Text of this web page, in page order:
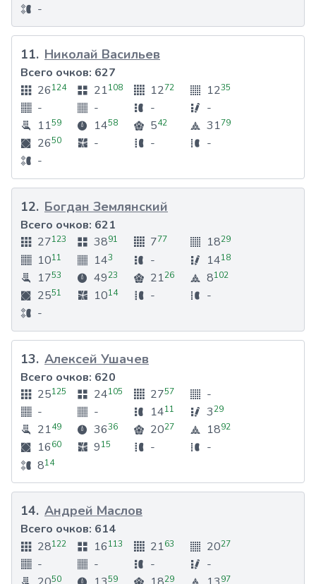
-
11. Николай Васильев
Всего очков: 627
26124 21108 1272 1235
- - -
-
1159 1458 542 3179
2650 - -
-
-
12. Богдан Землянский
Всего очков: 621
27123 3891 777 1829
1011 143 - 1418
1753 4923 2126 8102
2551 1014 -
-
-
13. Алексей Ушачев
Всего очков: 620
25125 24105 2757
-
-
- 1411 329
2149 3636 2027 1892
1660 915 -
-
814
14. Андрей Маслов
Всего очков: 614
28122 16113 2163 2027
- - -
-
50 59 29 97